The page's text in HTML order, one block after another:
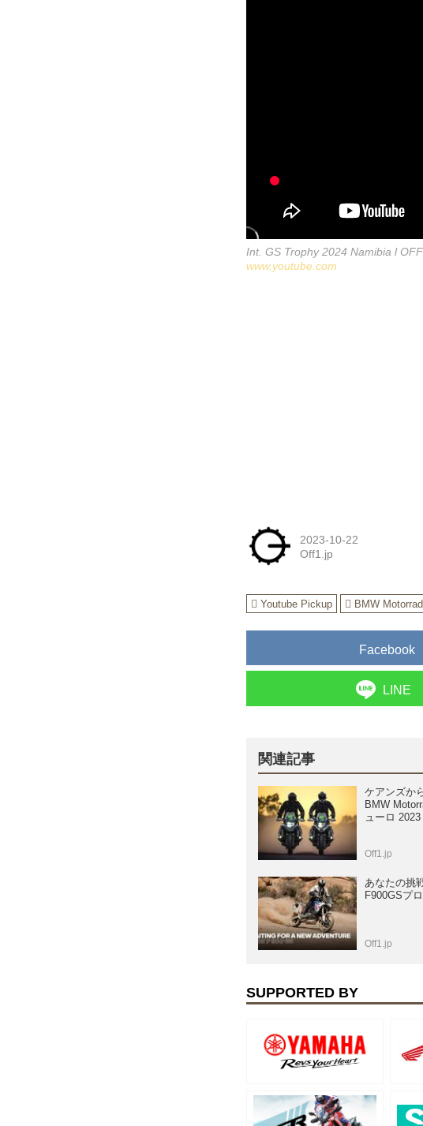
Int. GS Trophy 2024 Namibia l
www.youtube.com
2023-10-22
Off1.jp
Youtube Pickup BMW Motorrad
Facebook
LINE
関連記事
ケアンズか
BMW
ューロ 2023
Off1.jp
あなたの挑
F900GSプ
Off1.jp
SUPPORTED BY